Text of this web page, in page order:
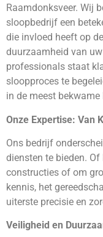
Raamdonksveer. Wij
sloopbedrijf een
die invloed heeft op
duurzaamheid van
professionals staat
sloopproces te
in de meest bekwame
Onze Expertise: Van
Ons bedrijf
diensten te bieden.
constructies of om
kennis, het
uiterste precisie en
Veiligheid en